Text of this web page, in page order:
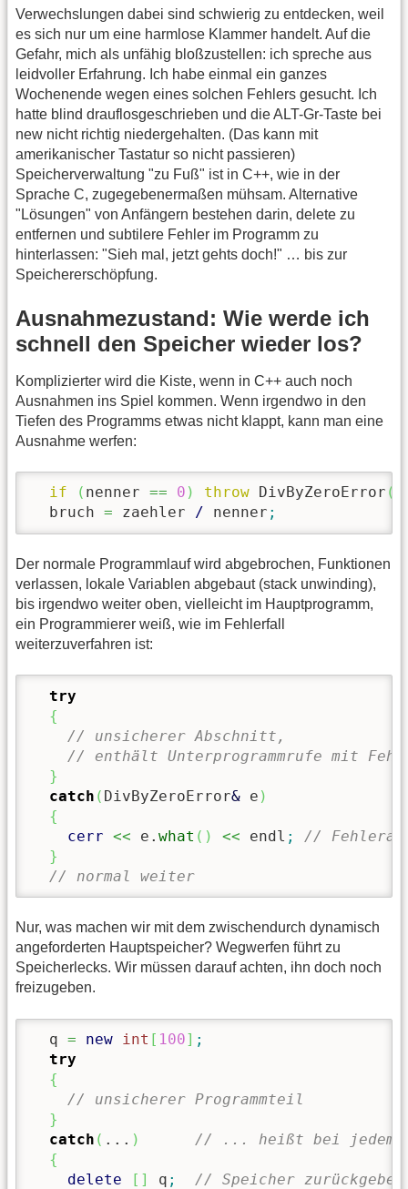
Verwechslungen dabei sind schwierig zu entdecken, weil
es sich nur um eine harmlose Klammer handelt. Auf die
Gefahr, mich als unfähig bloßzustellen: ich spreche aus
leidvoller Erfahrung. Ich habe einmal ein ganzes
Wochenende wegen eines solchen Fehlers gesucht. Ich
hatte blind drauflosgeschrieben und die ALT-Gr-Taste bei
new nicht richtig niedergehalten. (Das kann mit
amerikanischer Tastatur so nicht passieren)
Speicherverwaltung "zu Fuß" ist in C++, wie in der
Sprache C, zugegebenermaßen mühsam. Alternative
"Lösungen" von Anfängern bestehen darin, delete zu
entfernen und subtilere Fehler im Programm zu
hinterlassen: "Sieh mal, jetzt gehts doch!" … bis zur
Speichererschöpfung.
Ausnahmezustand: Wie werde ich
schnell den Speicher wieder los?
Komplizierter wird die Kiste, wenn in C++ auch noch
Ausnahmen ins Spiel kommen. Wenn irgendwo in den
Tiefen des Programms etwas nicht klappt, kann man eine
Ausnahme werfen:
if ( nenner == 0 ) throw DivByZeroError (
  bruch
= zaehler / nenner ;
Der normale Programmlauf wird abgebrochen, Funktionen
verlassen, lokale Variablen abgebaut (stack unwinding),
bis irgendwo weiter oben, vielleicht im Hauptprogramm,
ein Programmierer weiß, wie im Fehlerfall
weiterzuverfahren ist:
try
{
// unsicherer Abschnitt,
// enthält Unterprogrammrufe mit
}
catch ( DivByZeroError& e )
{
cerr << e. what ( ) << endl ;
//
}
// normal weiter
Nur, was machen wir mit dem zwischendurch dynamisch
angeforderten Hauptspeicher? Wegwerfen führt zu
Speicherlecks. Wir müssen darauf achten, ihn doch noch
freizugeben.
  q
= new int [ 100] ;
try
{
// unsicherer Programmteil
}
catch ( ... )
// ... heißt bei jedem
{
delete
[ ] q ;
// Speicher zurückgeben